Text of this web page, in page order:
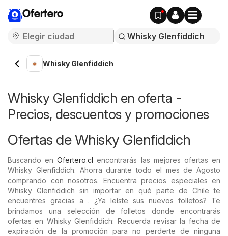
Ofertero
Whisky Glenfiddich
Whisky Glenfiddich en oferta -
Precios, descuentos y promociones
Ofertas de Whisky Glenfiddich
Buscando enOfertero.cl encontrarás las mejores ofertas en
Whisky Glenfiddich. Ahorra durante todo el mes de Agosto
comprando con nosotros. Encuentra precios especiales en
Whisky Glenfiddich sin importar en qué parte de Chile te
encuentres gracias a . ¿Ya leíste sus nuevos folletos? Te
brindamos una selección de folletos donde encontrarás
ofertas en Whisky Glenfiddich: Recuerda revisar la fecha de
expiración de la promoción para no perderte de ninguna